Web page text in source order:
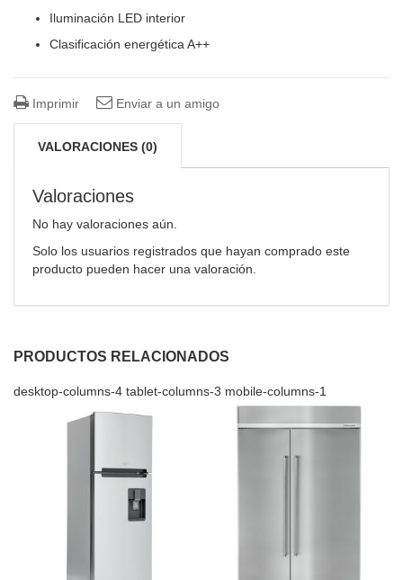
Iluminación LED interior
Clasificación energética A++
Imprimir Enviar a un amigo
VALORACIONES (0)
Valoraciones
No hay valoraciones aún.
Solo los usuarios registrados que hayan comprado este
producto pueden hacer una valoración.
PRODUCTOS RELACIONADOS
desktop-columns-4 tablet-columns-3 mobile-columns-1